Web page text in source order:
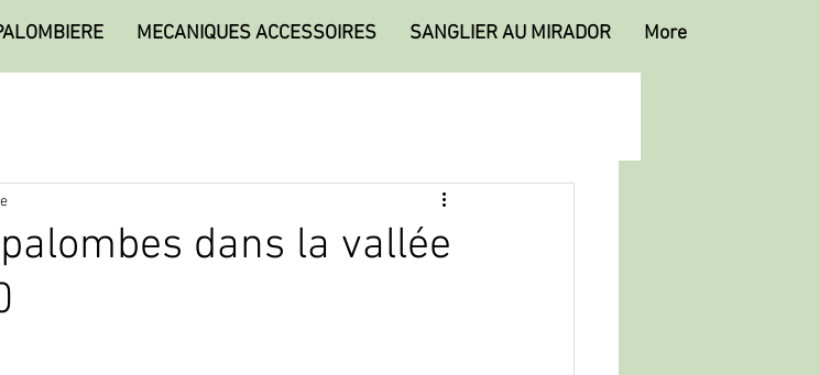
MECANIQUES ACCESSOIRES SANGLIER AU MIRADOR More
dans la vallée